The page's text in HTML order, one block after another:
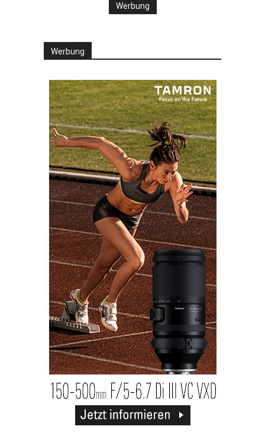
Werbung
Werbung